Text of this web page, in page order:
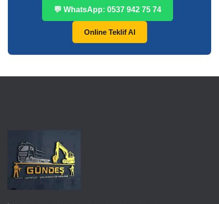
💬 WhatsApp: 0537 942 75 74
Online Teklif Al